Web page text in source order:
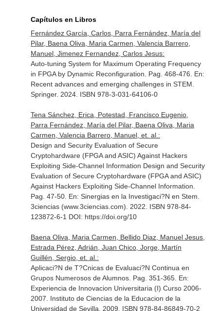
Capítulos en Libros
Fernández García, Carlos, Parra Fernández, María del
Pilar, Baena Oliva, Maria Carmen, Valencia Barrero,
Manuel, Jimenez Fernandez, Carlos Jesus:
Auto-tuning System for Maximum Operating Frequency
in FPGA by Dynamic Reconfiguration. Pag. 468-476. En:
Recent advances and emerging challenges in STEM
Springer. 2024. ISBN 978-3-031-64106-0
Tena Sánchez, Erica, Potestad, Francisco Eugenio,
Parra Fernández, María del Pilar, Baena Oliva, Maria
Carmen, Valencia Barrero, Manuel, et. al.:
Design and Security Evaluation of Secure
Cryptohardware (FPGA and ASIC) Against Hackers
Exploiting Side-Channel Information Design and Security
Evaluation of Secure Cryptohardware (FPGA and ASIC)
Against Hackers Exploiting Side-Channel Information.
Pag. 47-50. En: Sinergias en la Investigaci?N en Stem
3ciencias (www.3ciencias.com). 2022. ISBN 978-84-
123872-6-1 DOI: https://doi.org/10
Baena Oliva, Maria Carmen, Bellido Diaz, Manuel Jesus,
Estrada Pérez, Adrián, Juan Chico, Jorge, Martín
Guillén, Sergio, et. al.:
Aplicaci?N de T?Cnicas de Evaluaci?N Continua en
Grupos Numerosos de Alumnos. Pag. 351-365. En:
Experiencia de Innovacion Universitaria (I) Curso 2006-
2007 . Instituto de Ciencias de la Educacion de la
Universidad de Sevilla. 2009. ISBN 978-84-86849-70-2